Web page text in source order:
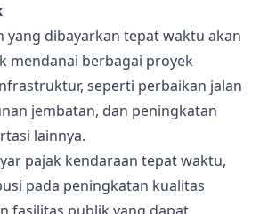
yang dibayarkan tepat waktu akan
mendanai berbagai proyek
seperti perbaikan jalan
jembatan, dan peningkatan
lainnya.
pajak kendaraan tepat waktu,
pada peningkatan kualitas